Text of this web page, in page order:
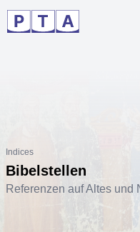
Indices
Bibelstellen
Referenzen auf Altes und